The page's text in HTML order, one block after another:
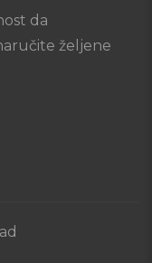
da
željene